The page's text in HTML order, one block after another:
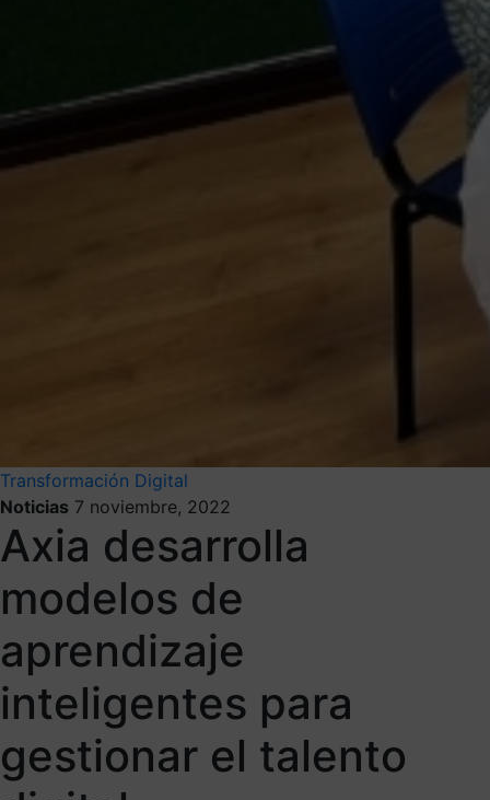
Transformación Digital
Noticias 7 noviembre, 2022
Axia desarrolla
modelos de
aprendizaje
inteligentes para
gestionar el talento